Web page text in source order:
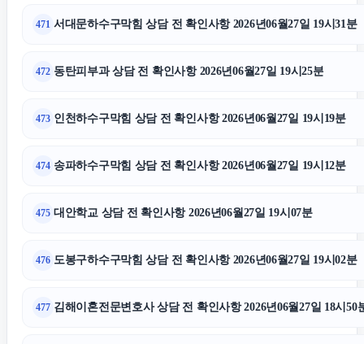
471 서대문하수구막힘 상담 전 확인사항 2026년06월27일 19시31분
472 동탄피부과 상담 전 확인사항 2026년06월27일 19시25분
473 인천하수구막힘 상담 전 확인사항 2026년06월27일 19시19분
474 송파하수구막힘 상담 전 확인사항 2026년06월27일 19시12분
475 대안학교 상담 전 확인사항 2026년06월27일 19시07분
476 도봉구하수구막힘 상담 전 확인사항 2026년06월27일 19시02분
477 김해이혼전문변호사 상담 전 확인사항 2026년06월27일 18시50